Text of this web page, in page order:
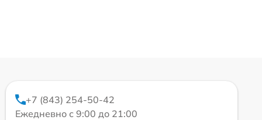
+7 (843) 254-50-42
Ежедневно с 9:00 до 21:00